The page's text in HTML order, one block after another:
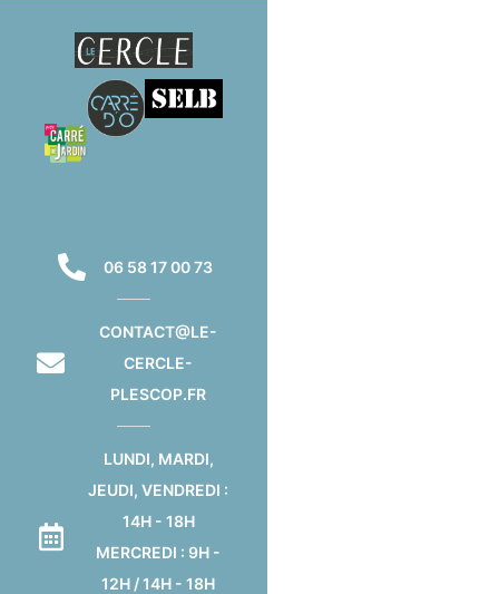
06 58 17 00 73
CONTACT@LE-
CERCLE-
PLESCOP.FR
LUNDI, MARDI,
JEUDI, VENDREDI :
14H - 18H
MERCREDI : 9H -
12H / 14H - 18H